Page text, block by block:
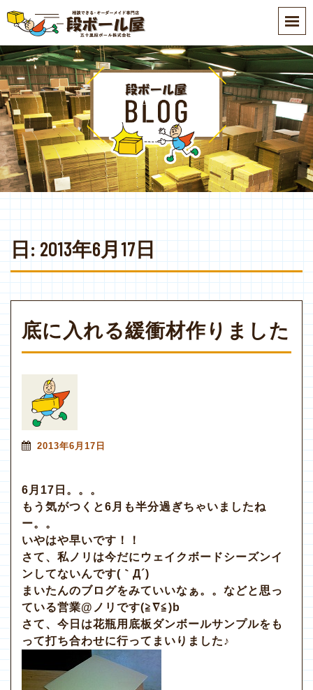
p
t
o
m
a
i
n
c
o
n
e
n
t
日:2013年6月17日
底に入れる緩衝材作りました
2013年6月17日
6月17日。。。
もう気がつくと6月も半分過ぎちゃいましたね
ー。。
いやはや早いです！！
さて、私ノリは今だにウェイクボードシーズンイ
ンしてないんです(｀Д´)
まいたんのブログをみていいなぁ。。などと思っ
ている営業@ノリです(≧∇≦)b
さて、今日は花瓶用底板ダンボールサンプルをも
って打ち合わせに行ってまいりました♪